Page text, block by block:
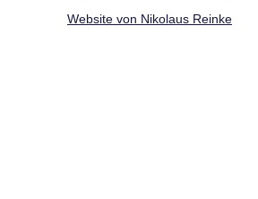
Website von Nikolaus Reinke